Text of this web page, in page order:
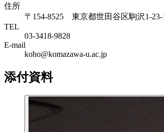
住所
〒154-8525 東京都世田谷区駒沢1-23-
TEL
03-3418-9828
E-mail
koho@komazawa-u.ac.jp
添付資料